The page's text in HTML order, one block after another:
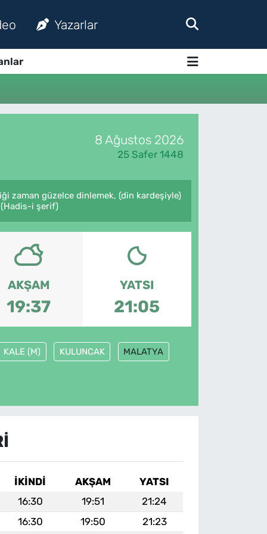
Yazarlar
8 Ağustos 2026
25 Safer 1448
zaman güzelce dinlemek, (din kardeşiyle)
(Hadis-i şerif)
AKŞAM
19:37
YATSI
21:05
KALE (M) KULUNCAK MALATYA
İKINDI AKŞAM
YATSI
16:30
19:51
21:24
16:30
19:50 21:23